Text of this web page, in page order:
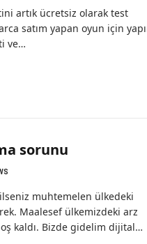
artık ücretsiz olarak test
satım yapan oyun için
ve…
sorunu
muhtemelen ülkedeki
Maalesef ülkemizdeki arz
kaldı. Bizde gidelim dijital…